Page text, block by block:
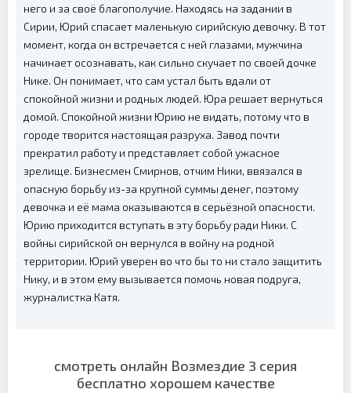
него и за своё благополучие. Находясь на задании в
Сирии, Юрий спасает маленькую сирийскую девочку. В тот
момент, когда он встречается с ней глазами, мужчина
начинает осознавать, как сильно скучает по своей дочке
Нике. Он понимает, что сам устал быть вдали от
спокойной жизни и родных людей. Юра решает вернуться
домой. Спокойной жизни Юрию не видать, потому что в
городе творится настоящая разруха. Завод почти
прекратил работу и представляет собой ужасное
зрелище. Бизнесмен Смирнов, отчим Ники, ввязался в
опасную борьбу из-за крупной суммы денег, поэтому
девочка и её мама оказываются в серьёзной опасности.
Юрию приходится вступать в эту борьбу ради Ники. С
войны сирийской он вернулся в войну на родной
территории. Юрий уверен во что бы то ни стало защитить
Нику, и в этом ему вызывается помочь новая подруга,
журналистка Катя.
смотреть онлайн Возмездие 3 серия
бесплатно хорошем качестве